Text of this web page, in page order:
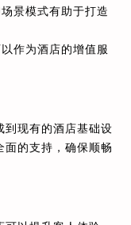
景模式有助于打造
作为酒店的增值服
到现有的酒店基础设
的支持，确保顺畅